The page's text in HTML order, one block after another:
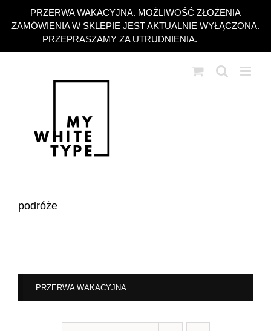
PRZERWA WAKACYJNA. MOŻLIWOŚĆ ZŁOŻENIA
ZAMÓWIENIA W SKLEPIE JEST AKTUALNIE WYŁĄCZONA.
PRZEPRASZAMY ZA UTRUDNIENIA.
zawartości
podróże
PRZERWA WAKACYJNA.